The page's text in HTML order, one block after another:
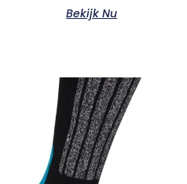
Bekijk Nu